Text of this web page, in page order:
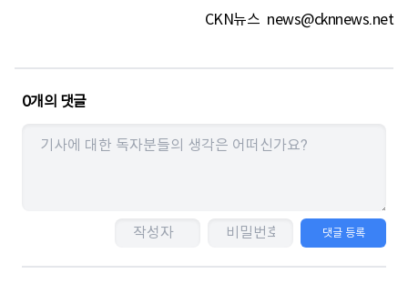
CKN뉴스 news@cknnews.net
0개의 댓글
댓글 등록